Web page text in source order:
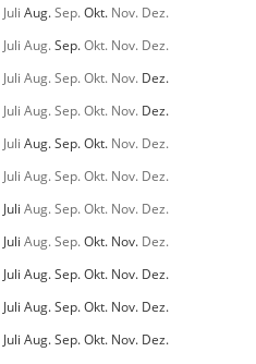
Juli Aug.Sep.Okt. Nov. Dez.
Juli Aug.Sep.Okt. Nov. Dez.
Juli Aug.Sep.Okt. Nov. Dez.
Juli Aug.Sep.Okt. Nov. Dez.
Juli Aug.Sep.Okt. Nov. Dez.
Juli Aug.Sep.Okt. Nov. Dez.
Juli Aug.Sep.Okt. Nov. Dez.
Juli Aug.Sep.Okt. Nov. Dez.
Juli Aug.Sep.Okt. Nov. Dez.
Juli Aug.Sep.Okt. Nov. Dez.
Juli Aug.Sep.Okt. Nov. Dez.